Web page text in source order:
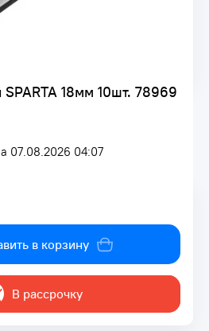
18мм 10шт. 78969
07.08.2026 04:07
в корзину
В рассрочку